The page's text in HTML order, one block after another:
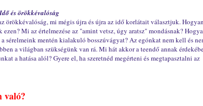
és örökkévalóság
örökkévalóság, mi mégis újra és újra az idő korlátait választjuk. Hogyan
Mi az értelmezése az "amint vetsz, úgy aratsz" mondásnak?
sérelmeink mentén kialakuló bosszúvágyat? Az egónkat nem kell és
a világban szükségünk van rá. Mi hát akkor a teendő annak
a hatása alól? Gyere el, ha szeretnéd megérteni és megtapasztalni az
való?